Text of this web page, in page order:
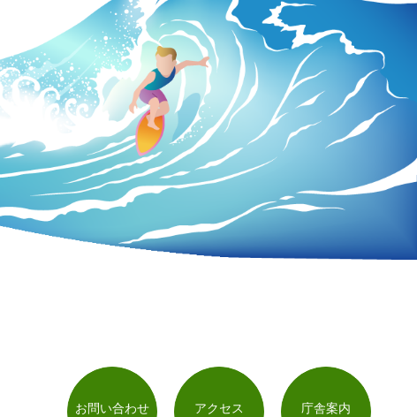
お問い合わせ アクセス 庁舎案内